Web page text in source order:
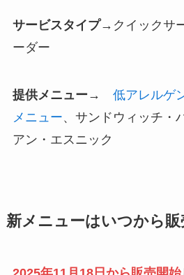
サービスタイプ→クイックサ
ーダー
提供メニュー→ 低アレルゲ
メニュー、サンドウィッチ・
アン・エスニック
新メニューはいつから販